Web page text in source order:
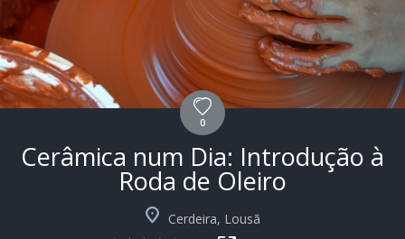
0
Cerâmica num Dia: Introdução à
Roda de Oleiro
Cerdeira, Lousã